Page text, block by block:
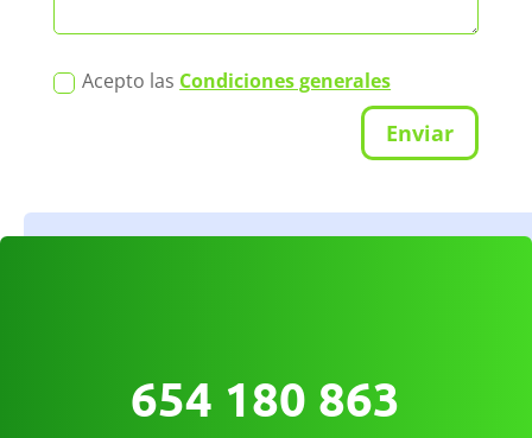
Acepto las Condiciones generales
Enviar
654 180 863